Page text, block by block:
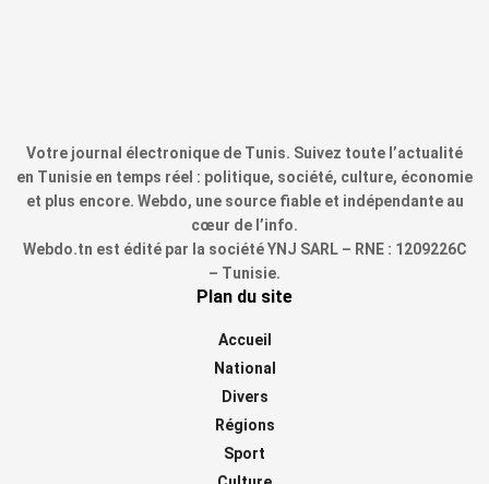
Votre journal électronique de Tunis. Suivez toute l’actualité
en Tunisie en temps réel : politique, société, culture, économie
et plus encore. Webdo, une source fiable et indépendante au
cœur de l’info.
Webdo.tn est édité par la société YNJ SARL – RNE : 1209226C
– Tunisie.
Plan du site
Accueil
National
Divers
Régions
Sport